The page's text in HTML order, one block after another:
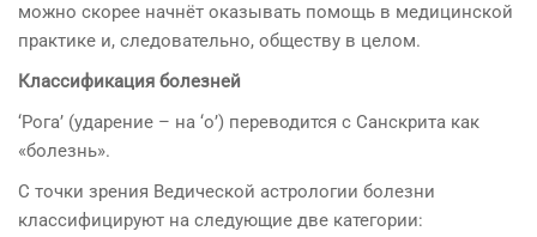
можно скорее начнёт оказывать помощь в медицинской
практике и, следовательно, обществу в целом.
Классификация болезней
‘Рога’ (ударение – на ‘о’) переводится с Санскрита как
«болезнь».
С точки зрения Ведической астрологии болезни
классифицируют на следующие две категории: